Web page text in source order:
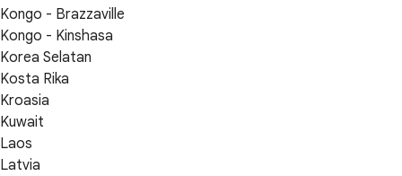
Kongo - Brazzaville
Kongo - Kinshasa
Korea Selatan
Kosta Rika
Kroasia
Kuwait
Laos
Latvia